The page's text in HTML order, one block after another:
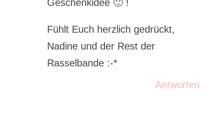
Geschenkidee 🙂 !
Fühlt Euch herzlich gedrückt,
Nadine und der Rest der
Rasselbande :-*
Antworten